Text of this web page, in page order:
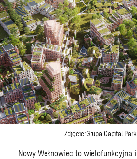
Nowy Wełnowiec to wielofunkcyjna
Zdjęcie:Grupa Capital Park